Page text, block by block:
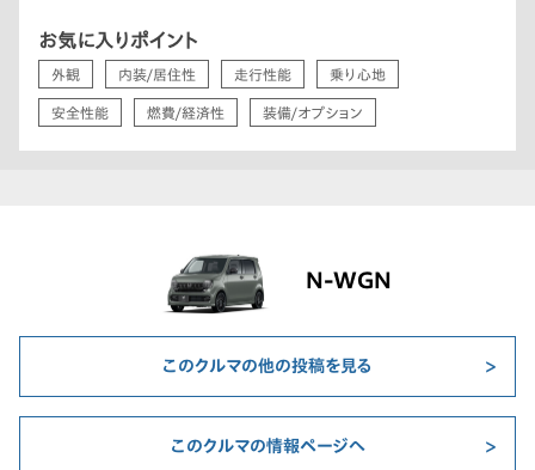
お気に入りポイント
外観 内装/居住性 走行性能 乗り心地
安全性能 燃費/経済性 装備/オプション
N-WGN
このクルマの他の投稿を見る
このクルマの情報ページへ